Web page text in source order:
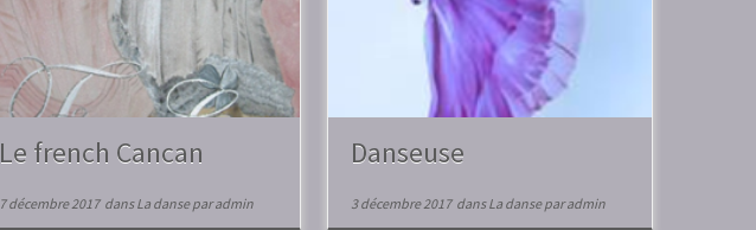
Le french Cancan
7 décembre 2017dansLa danseparadmin
Danseuse
3 décembre 2017dansLa danseparadmin